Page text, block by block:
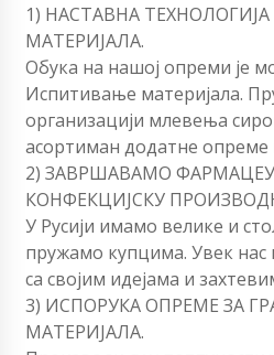
1) НАСТАВНА
МАТЕРИЈАЛА.
Обука на нашој опреми је
Испитивање материјала.
организацији млевења
асортиман додатне опреме
2) ЗАВРШАВАМО
КОНФЕКЦИЈСКУ
У Русији имамо велике и
пружамо купцима. Увек
са својим идејама и
3) ИСПОРУКА ОПРЕМЕ ЗА
МАТЕРИЈАЛА.